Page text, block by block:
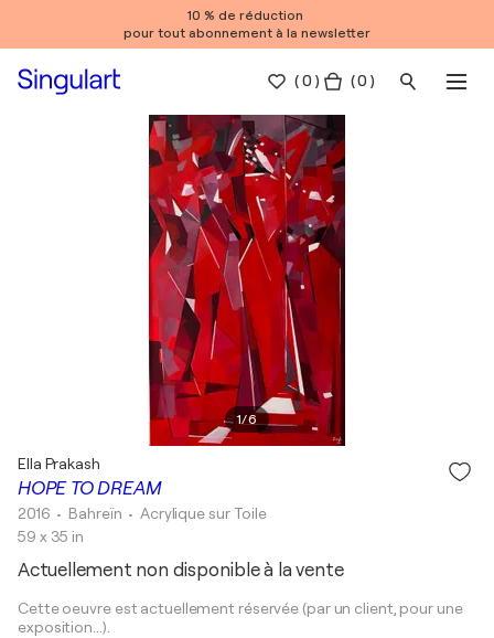
10 % de réduction
pour tout abonnement à la newsletter
(0 ) ( 0 )
1/6
HOPE TO DREAM
Ella Prakash
2016 • Bahreïn • Acrylique sur Toile
59 x 35 in
Actuellement non disponible à la vente
Cette oeuvre est actuellement réservée (par un client, pour une
exposition...).